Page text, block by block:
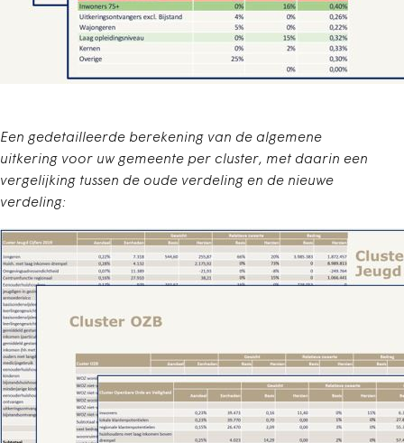
Een gedetailleerde berekening van de algemene
uitkering voor uw gemeente per cluster, met daarin een
vergelijking tussen de oude verdeling en de nieuwe
verdeling: